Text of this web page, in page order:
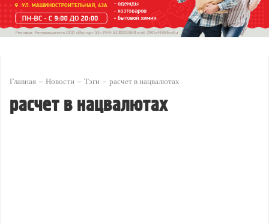
Главная Новости Тэги расчет в нацвалютах
расчет в нацвалютах